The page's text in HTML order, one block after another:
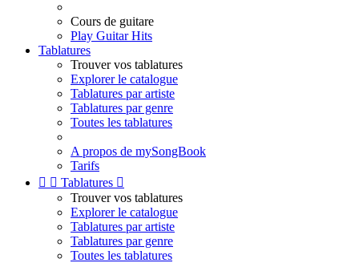
Cours de guitare
Play Guitar Hits
Tablatures
Trouver vos tablatures
Explorer le catalogue
Tablatures par artiste
Tablatures par genre
Toutes les tablatures
A propos de mySongBook
Tarifs
  Tablatures 
Trouver vos tablatures
Explorer le catalogue
Tablatures par artiste
Tablatures par genre
Toutes les tablatures